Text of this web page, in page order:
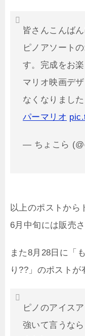
皆さんこんばん
ピノアソート
す。完成をお楽
マリオ映画デ
なくなりまし
パーマリオ
— ちょこら
以上のポストから
6月中旬には販売
また8月28日に「
り??」のポストが
ピノのアイス
強いて言うな